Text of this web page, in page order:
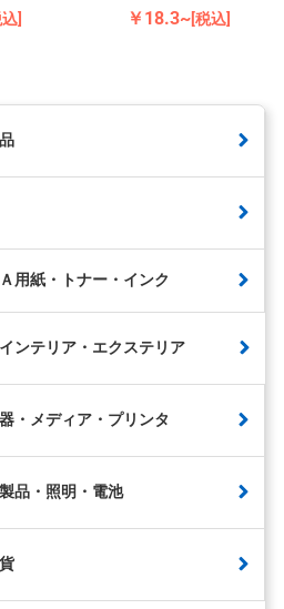
] ￥18.3~[税込]
用紙・トナー・インク
ンテリア・エクステリア
・メディア・プリンタ
品・照明・電池